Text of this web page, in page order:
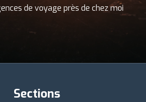
de voyage près de chez moi
Sections